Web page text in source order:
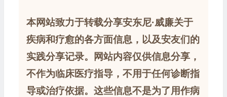
本网站致力于转载分享安东尼·威廉关于
疾病和疗愈的各方面信息，以及安友们的
实践分享记录。网站内容仅供信息分享，
不作为临床医疗指导，不用于任何诊断指
导或治疗依据。这些信息不是为了用作病